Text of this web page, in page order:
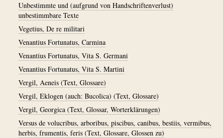
Unbestimmte und (aufgrund von Handschriftenverlust)
unbestimmbare Texte
Vegetius, De re militari
Venantius Fortunatus, Carmina
Venantius Fortunatus, Vita S. Germani
Venantius Fortunatus, Vita S. Martini
Vergil, Aeneis (Text, Glossare)
Vergil, Eklogen (auch: Bucolica) (Text, Glossare)
Vergil, Georgica (Text, Glossar, Worterklärungen)
Versus de volucribus, arboribus, piscibus, canibus, bestiis, vermibus,
herbis, frumentis, feris (Text, Glossare, Glossen zu)